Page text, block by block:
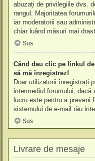
abuzați de privilegiile dvs.
rangul. Majoritatea
iar moderatorii sau
chiar luând măsuri mai
Sus
Când dau clic pe linkul
să mă înregistrez!
Doar utilizatorii înregistrați
intermediul forumului, dacă
lucru este pentru a preveni
sistemului de e-mail rău
Sus
Livrare de mesaje